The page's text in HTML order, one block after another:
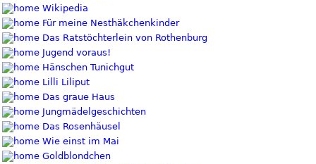
Wikipedia
Für meine Nesthäkchenkinder
Das Ratstöchterlein von Rothenburg
Jugend voraus!
Hänschen Tunichgut
Lilli Liliput
Das graue Haus
Jungmädelgeschichten
Das Rosenhäusel
Wie einst im Mai
Goldblondchen